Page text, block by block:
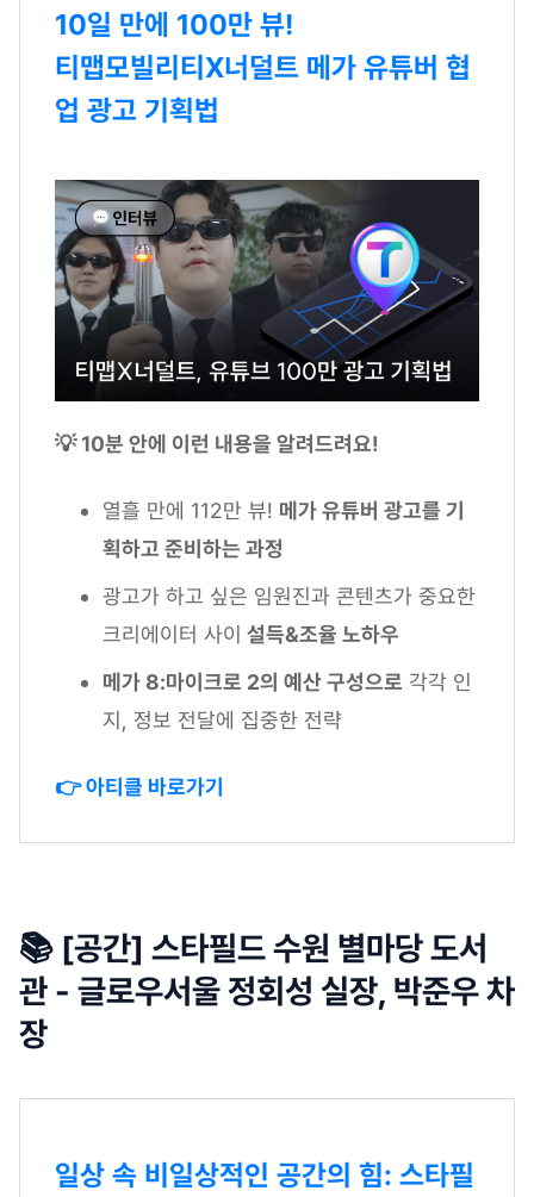
10일 만에 100만 뷰!
티맵모빌리티X너덜트 메가 유튜버 협
업 광고 기획법
💡 10분 안에 이런 내용을 알려드려요!
열흘 만에 112만 뷰! 메가 유튜버 광고를 기
획하고 준비하는 과정
광고가 하고 싶은 임원진과 콘텐츠가 중요한
크리에이터 사이 설득&조율 노하우
메가 8:마이크로 2의 예산 구성으로 각각 인
지, 정보 전달에 집중한 전략
👉 아티클 바로가기
📚 [공간] 스타필드 수원 별마당 도서
관 - 글로우서울 정회성 실장, 박준우 차
장
일상 속 비일상적인 공간의 힘: 스타필